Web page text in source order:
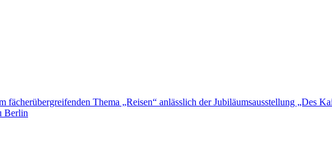
fächerübergreifenden Thema „Reisen“ anlässlich der Jubiläumsausstellung „Des
Berlin